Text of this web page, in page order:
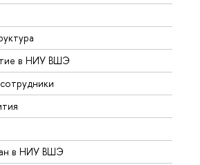
в НИУ ВШЭ
в НИУ ВШЭ